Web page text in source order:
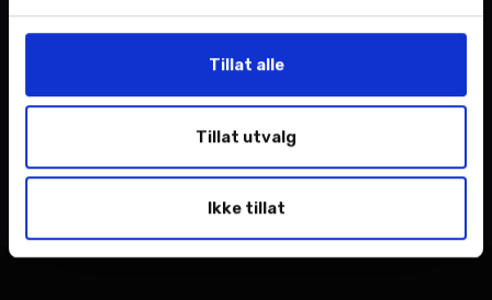
Tillat alle
Tillat utvalg
Ikke tillat